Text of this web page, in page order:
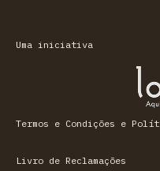
Uma iniciativa
Termos e Condições e
Livro de Reclamações